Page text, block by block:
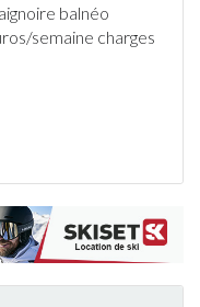
balnéo
semaine charges